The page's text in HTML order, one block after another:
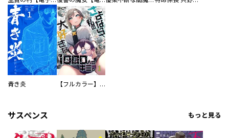
青き炎 【フルカラー】さよなら、私の大好きな１０００人のキミ。
サスペンス もっと見る